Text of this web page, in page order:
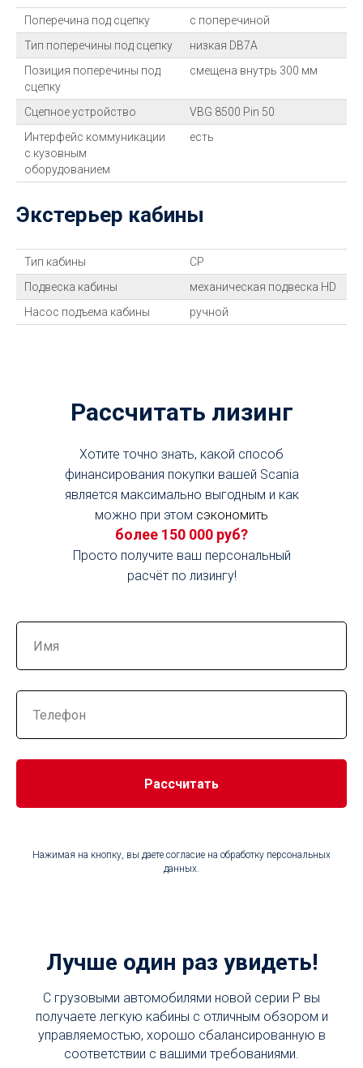
Поперечина под сцепку
с поперечиной
Тип поперечины под сцепку
низкая DB7A
Позиция поперечины под
сцепку
смещена внутрь 300 мм
Сцепное устройство
VBG 8500 Pin 50
Интерфейс коммуникации
с кузовным
оборудованием
есть
Экстерьер кабины
Тип кабины
CP
Подвеска кабины
механическая подвеска HD
Насос подъема кабины
ручной
Рассчитать лизинг
Хотите точно знать, какой способ
финансирования покупки вашей Scania
является максимально выгодным и как
можно при этом сэкономить
более 150 000 руб?
Просто получите ваш персональный
расчёт по лизингу!
Рассчитать
Нажимая на кнопку, вы даете согласие на обработку персональных
данных.
Лучше один раз увидеть!
С грузовыми автомобилями новой серии P вы
получаете легкую кабины с отличным обзором и
управляемостью, хорошо сбалансированную в
соответствии с вашими требованиями.